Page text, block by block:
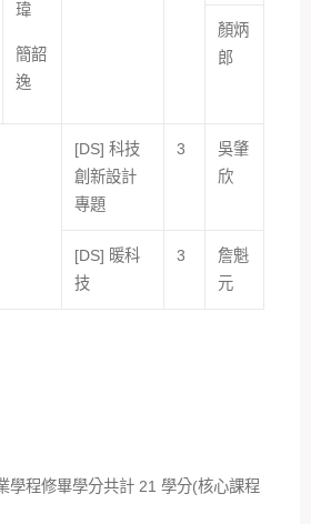
瑋
簡韶
逸
顏炳
郎
[DS] 科技
創新設計
專題
3
吳肇
欣
[DS] 暖科
技
3
詹魁
元
學程修畢學分共計 21 學分(核心課程